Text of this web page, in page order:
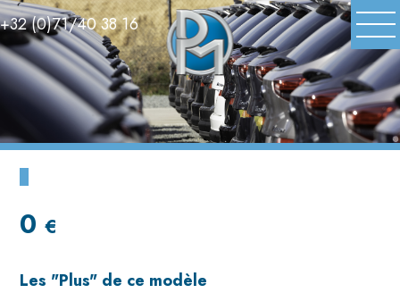
+32 (0)71/40 38 16
0€
Les "Plus" de ce modèle